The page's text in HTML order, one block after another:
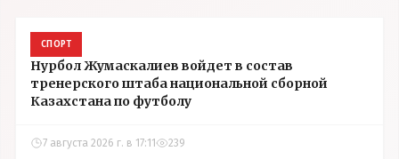
СПОРТ
Нурбол Жумаскалиев войдет в состав
тренерского штаба национальной сборной
Казахстана по футболу
7 августа 2026 г. в 17:11 239